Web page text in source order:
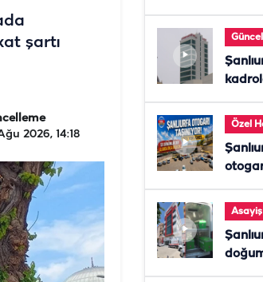
şartı
2026, 14:18
Güncel
Özel
Asayiş